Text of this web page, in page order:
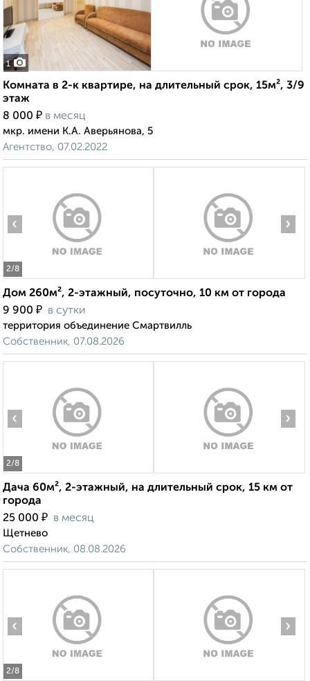
1
Комната в 2-к квартире, на длительный срок, 15м², 3/9
этаж
8 000 ₽ в месяц
мкр. имени К.А. Аверьянова, 5
Агентство, 07.02.2022
2/8
‹ ›
Дом 260м², 2-этажный, посуточно, 10 км от города
9 900 ₽ в сутки
территория объединение Смартвилль
Собственник, 07.08.2026
2/8
‹ ›
Дача 60м², 2-этажный, на длительный срок, 15 км от
города
25 000 ₽ в месяц
Щетнево
Собственник, 08.08.2026
2/8
‹ ›